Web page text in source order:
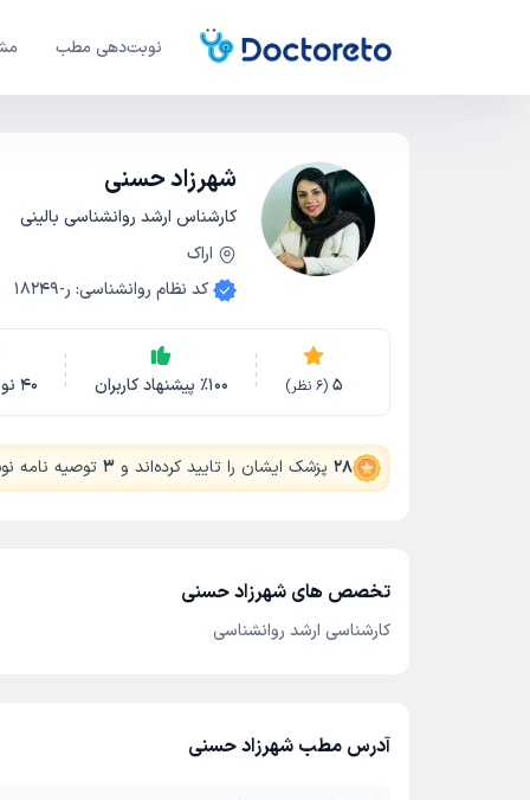
نوبت‌دهی مطب
شهرزاد حسنی
کارشناس ارشد روانشناسی بالینی
اراک
کد نظام روانشناسی: ر-18249
5
(
6 نظر) ٪100 پیشنهاد کاربران 40
28 پزشک ایشان را تایید کرده‌اند و 3 توصیه نامه
تخصص های شهرزاد حسنی
کارشناسی ارشد روانشناسی
آدرس مطب شهرزاد حسنی